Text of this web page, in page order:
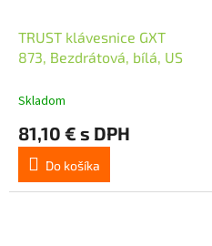
TRUST klávesnice GXT
873, Bezdrátová, bílá, US
Skladom
81,10 € s DPH
Do košíka